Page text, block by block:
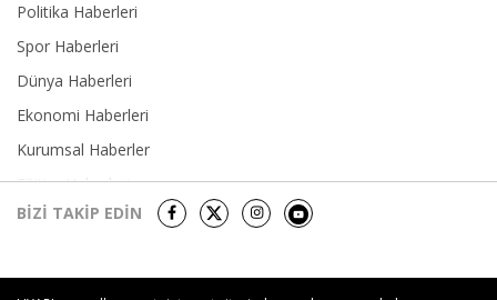
Politika Haberleri
Spor Haberleri
Dünya Haberleri
Ekonomi Haberleri
Kurumsal Haberler
Eğitim Haberleri
Yerel Haberler
BİZİ TAKİP EDİN